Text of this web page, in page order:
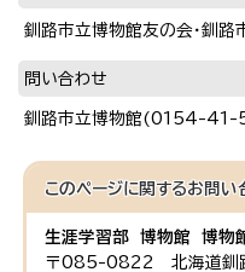
釧路市立博物館友の会・釧路
問い合わせ
釧路市立博物館(0154-
このページに関するお問い
生涯学習部 博物館 博物
〒085-0822 北海道釧